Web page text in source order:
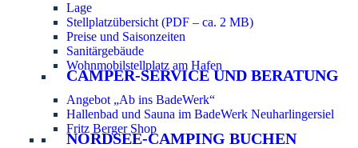
Lage
Stellplatzübersicht (PDF – ca. 2 MB)
Preise und Saisonzeiten
Sanitärgebäude
Wohnmobilstellplatz am Hafen
CAMPER-SERVICE UND BERATUNG
Angebot „Ab ins BadeWerk“
Hallenbad und Sauna im BadeWerk Neuharlingersiel
Fritz Berger Shop
NORDSEE-CAMPING BUCHEN